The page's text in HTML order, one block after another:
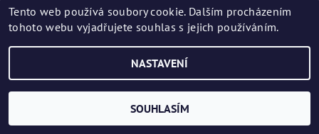
Znáš svět?, všechna práva vyhrazena
Vytvořil Shoptet
Tento web používá soubory cookie. Dalším procházením
tohoto webu vyjadřujete souhlas s jejich používáním.
NASTAVENÍ
SOUHLASÍM